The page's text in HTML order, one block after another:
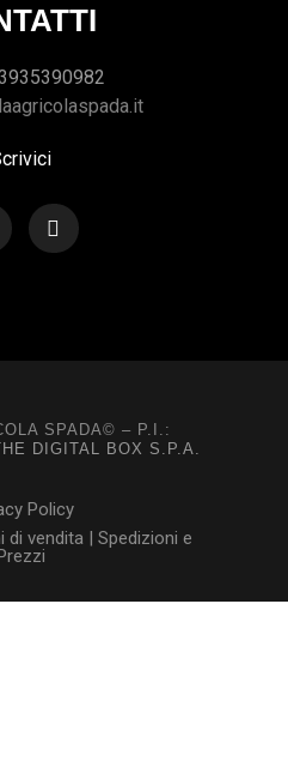
SPADA© – P.I.:
DIGITAL BOX S.P.A.
Policy
di vendita | Spedizioni e
Prezzi